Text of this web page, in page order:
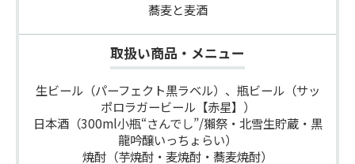
蕎麦と麦酒
取扱い商品・メニュー
生ビール（パーフェクト黒ラベル）、瓶ビール（サッ
ポロラガービール【赤星】）
日本酒（300ml小瓶“さんでし”/獺祭・北雪生貯蔵・黒
龍吟醸いっちょらい）
焼酎（芋焼酎・麦焼酎・蕎麦焼酎）